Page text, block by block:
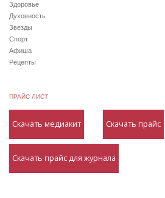
Здоровье
Духовность
Звезды
Спорт
Афиша
Рецепты
ПРАЙС ЛИСТ
Скачать медиакит Скачать прайс
Скачать прайс для журнала